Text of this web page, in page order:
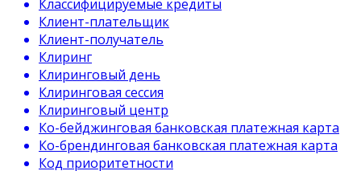
Классифицируемые кредиты
Клиент-плательщик
Клиент-получатель
Клиринг
Клиринговый день
Клиринговая сессия
Клиринговый центр
Ко-бейджинговая банковская платежная карта
Ко-брендинговая банковская платежная карта
Код приоритетности